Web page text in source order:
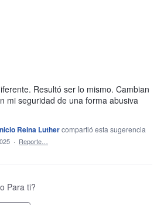
Resultó ser lo mismo. Cambian
mi seguridad de una forma abusiva
Reina Luthercompartió esta sugerencia
· Reporte…
Para ti?